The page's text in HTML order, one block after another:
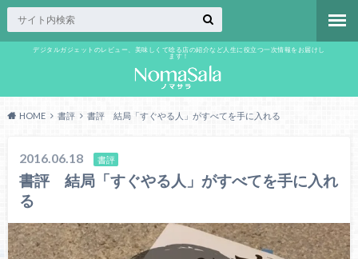
デジタルガジェットのレビュー、美味しくて唸る店の紹介など人生に役立つ一次情報をお届けし
ます！
HOME 書評 書評 結局「すぐやる人」がすべてを手に入れる
2016.06.18 書評
書評 結局「すぐやる人」がすべてを手に入れ
る